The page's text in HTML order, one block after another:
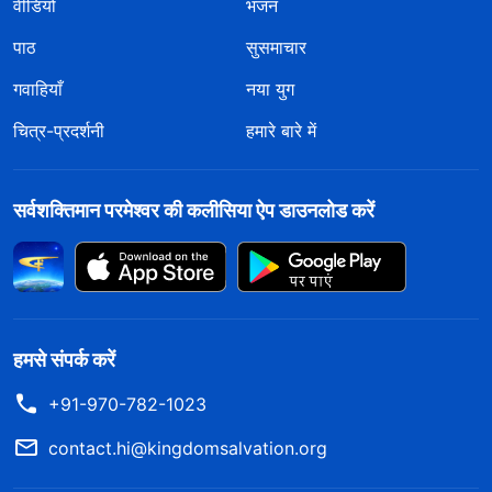
वीडियो
भजन
पाठ
सुसमाचार
गवाहियाँ
नया युग
चित्र-प्रदर्शनी
हमारे बारे में
सर्वशक्तिमान परमेश्वर की कलीसिया ऐप डाउनलोड करें
हमसे संपर्क करें
+91-970-782-1023
contact.hi@kingdomsalvation.org